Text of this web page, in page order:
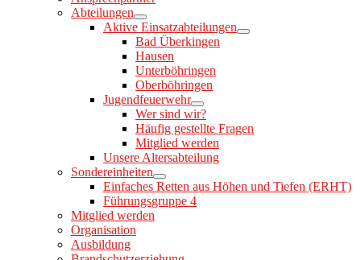
Abteilungen
Aktive Einsatzabteilungen
Bad Überkingen
Hausen
Unterböhringen
Oberböhringen
Jugendfeuerwehr
Wer sind wir?
Häufig gestellte Fragen
Mitglied werden
Unsere Altersabteilung
Sondereinheiten
Einfaches Retten aus Höhen und Tiefen (ERHT)
Führungsgruppe 4
Mitglied werden
Organisation
Ausbildung